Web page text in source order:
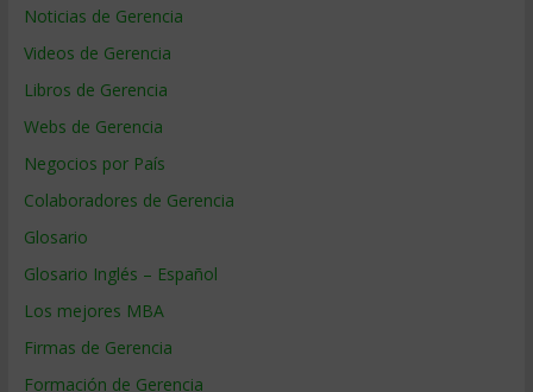
Noticias de Gerencia
Videos de Gerencia
Libros de Gerencia
Webs de Gerencia
Negocios por País
Colaboradores de Gerencia
Glosario
Glosario Inglés – Español
Los mejores MBA
Firmas de Gerencia
Formación de Gerencia